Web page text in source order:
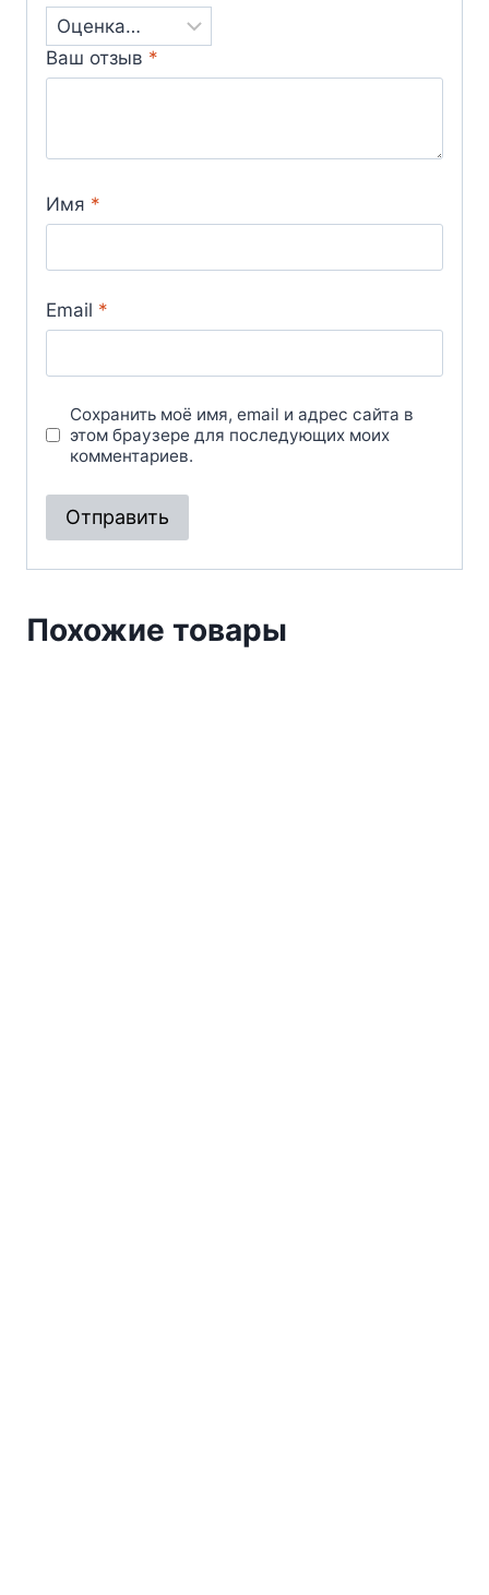
Ваш отзыв *
Имя *
Email *
Сохранить моё имя, email и адрес сайта в
этом браузере для последующих моих
комментариев.
Похожие товары